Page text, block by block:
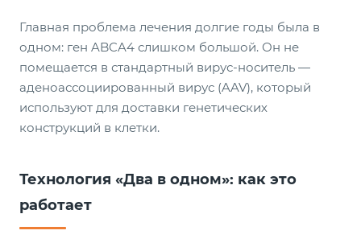
Главная проблема лечения долгие годы была в
одном: ген ABCA4 слишком большой. Он не
помещается в стандартный вирус-носитель —
аденоассоциированный вирус (AAV), который
используют для доставки генетических
конструкций в клетки.
Технология «Два в одном»: как это
работает